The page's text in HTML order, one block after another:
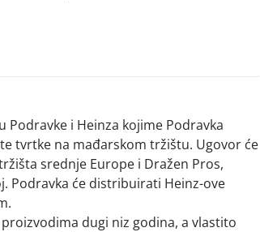
i Heinza kojime Podravka
tvrtke na mađarskom tržištu. Ugovor će
srednje Europe i Dražen Pros,
Podravka će distribuirati Heinz-ove
dugi niz godina, a vlastito